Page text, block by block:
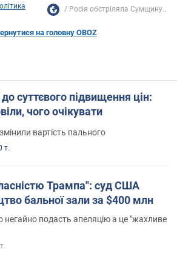
Росія обстріляла Сумщину...
на головну OBOZ
суттєвого підвищення цін:
чого очікувати
вартість пального
т.
Трампа": суд США
бальної зали за $400 млн
подасть апеляцію а це "жахливе